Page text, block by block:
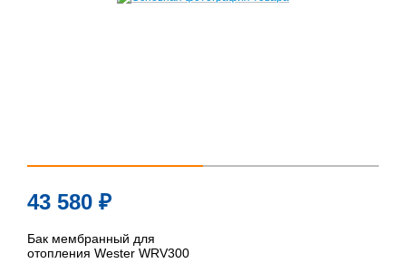
43 580 ₽
Бак мембранный для
отопления Wester WRV300